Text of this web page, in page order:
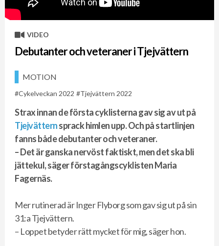
VIDEO
Debutanter och veteraner i Tjejvättern
MOTION
Cykelveckan 2022 Tjejvättern 2022
Strax innan de första cyklisterna gav sig av ut på
Tjejvätternsprack himlen upp. Och på startlinjen
fanns både debutanter och veteraner.
– Det är ganska nervöst faktiskt, men det ska bli
jättekul, säger förstagångscyklisten Maria
Fagernäs.
Mer rutinerad är Inger Flyborg som gav sig ut på sin
31:a Tjejvättern.
– Loppet betyder rätt mycket för mig, säger hon.